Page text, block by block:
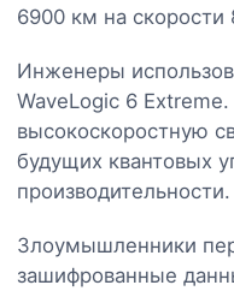
6900 км на скорости
Инженеры
WaveLogic 6
высокоскоростную
будущих квантовых
производительности.
Злоумышленники
зашифрованные